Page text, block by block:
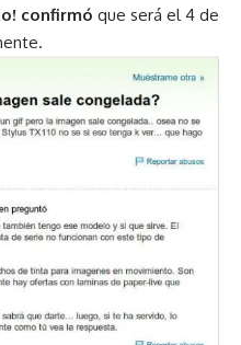
confirmó que será el 4 de